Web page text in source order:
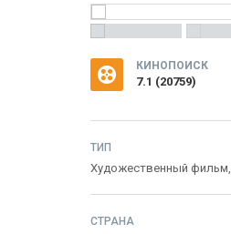
КИНОПОИСК
7.1 (20759)
ТИП
Художественный фильм,
СТРАНА